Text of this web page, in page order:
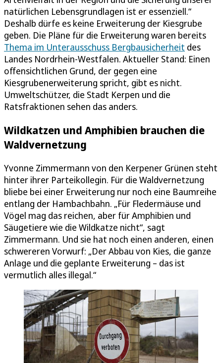
natürlichen Lebensgrundlagen ist er essenziell.“
Deshalb dürfe es keine Erweiterung der Kiesgrube
geben. Die Pläne für die Erweiterung waren bereits
Thema im Unterausschuss Bergbausicherheit des
Landes Nordrhein-Westfalen. Aktueller Stand: Einen
offensichtlichen Grund, der gegen eine
Kiesgrubenerweiterung spricht, gibt es nicht.
Umweltschützer, die Stadt Kerpen und die
Ratsfraktionen sehen das anders.
Wildkatzen und Amphibien brauchen die
Waldvernetzung
Yvonne Zimmermann von den Kerpener Grünen steht
hinter ihrer Parteikollegin. Für die Waldvernetzung
bliebe bei einer Erweiterung nur noch eine Baumreihe
entlang der Hambachbahn. „Für Fledermäuse und
Vögel mag das reichen, aber für Amphibien und
Säugetiere wie die Wildkatze nicht“, sagt
Zimmermann. Und sie hat noch einen anderen, einen
schwereren Vorwurf: „Der Abbau von Kies, die ganze
Anlage und die geplante Erweiterung – das ist
vermutlich alles illegal.“